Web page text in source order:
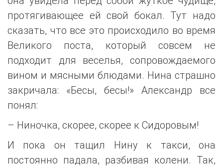
протягивающее ей свой бокал. Тут надо
сказать, что все это происходило во время
Великого поста, который совсем не
подходит для веселья, сопровождаемого
вином и мясными блюдами. Нина страшно
закричала: «Бесы, бесы!» Александр все
понял:
– Ниночка, скорее, скорее к Сидоровым!
И пока он тащил Нину к такси, она
постоянно падала, разбивая колени. Так,